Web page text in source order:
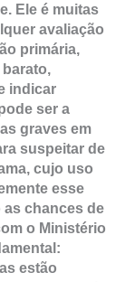
Ele é muitas
avaliação
primária,
indicar
ser a
graves em
suspeitar de
cujo uso
esse
chances de
o Ministério
estão